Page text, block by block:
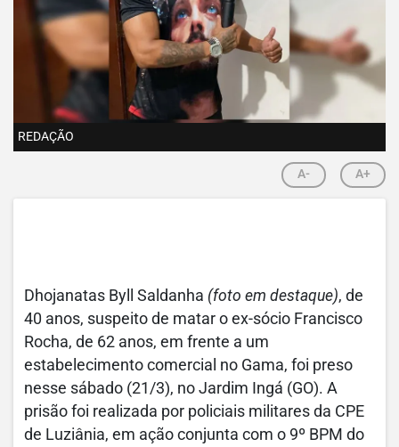
REDAÇÃO
A- A+
Dhojanatas Byll Saldanha (foto em destaque), de
40 anos, suspeito de matar o ex-sócio Francisco
Rocha, de 62 anos, em frente a um
estabelecimento comercial no Gama, foi preso
nesse sábado (21/3), no Jardim Ingá (GO). A
prisão foi realizada por policiais militares da CPE
de Luziânia, em ação conjunta com o 9º BPM do